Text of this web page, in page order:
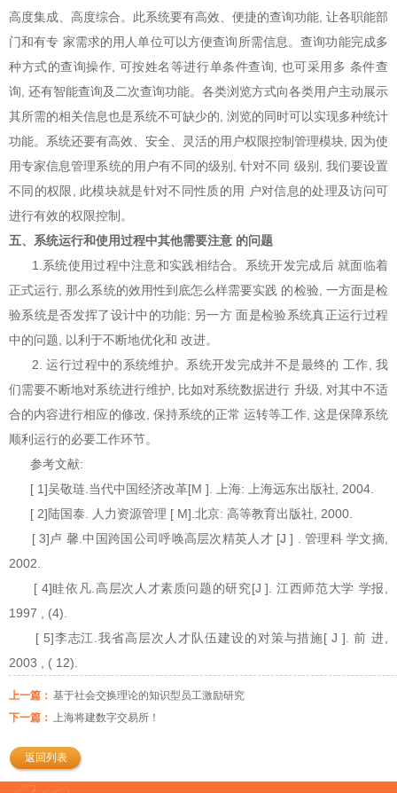
高度集成、高度综合。此系统要有高效、便捷的查询功能, 让各职能部
门和有专 家需求的用人单位可以方便查询所需信息。查询功能完成多
种方式的查询操作, 可按姓名等进行单条件查询, 也可采用多 条件查
询, 还有智能查询及二次查询功能。各类浏览方式向各类用户主动展示
其所需的相关信息也是系统不可缺少的, 浏览的同时可以实现多种统计
功能。系统还要有高效、安全、灵活的用户权限控制管理模块, 因为使
用专家信息管理系统的用户有不同的级别, 针对不同 级别, 我们要设置
不同的权限, 此模块就是针对不同性质的用 户对信息的处理及访问可
进行有效的权限控制。
五、系统运行和使用过程中其他需要注意 的问题
1.系统使用过程中注意和实践相结合。系统开发完成后 就面临着
正式运行, 那么系统的效用性到底怎么样需要实践 的检验, 一方面是检
验系统是否发挥了设计中的功能; 另一方 面是检验系统真正运行过程
中的问题, 以利于不断地优化和 改进。
2. 运行过程中的系统维护。系统开发完成并不是最终的 工作, 我
们需要不断地对系统进行维护, 比如对系统数据进行 升级, 对其中不适
合的内容进行相应的修改, 保持系统的正常 运转等工作, 这是保障系统
顺利运行的必要工作环节。
参考文献:
[ 1]吴敬琏.当代中国经济改革[M ]. 上海: 上海远东出版社, 2004.
[ 2]陆国泰. 人力资源管理 [ M].北京: 高等教育出版社, 2000.
[ 3]卢 馨.中国跨国公司呼唤高层次精英人才 [J ] . 管理科 学文摘,
2002.
[ 4]眭依凡.高层次人才素质问题的研究[J ]. 江西师范大学 学报,
1997 , (4).
[ 5]李志江.我省高层次人才队伍建设的对策与措施[ J ]. 前 进,
2003 , ( 12).
上一篇： 基于社会交换理论的知识型员工激励研究
下一篇：
上海将建数字交易所！
返回列表